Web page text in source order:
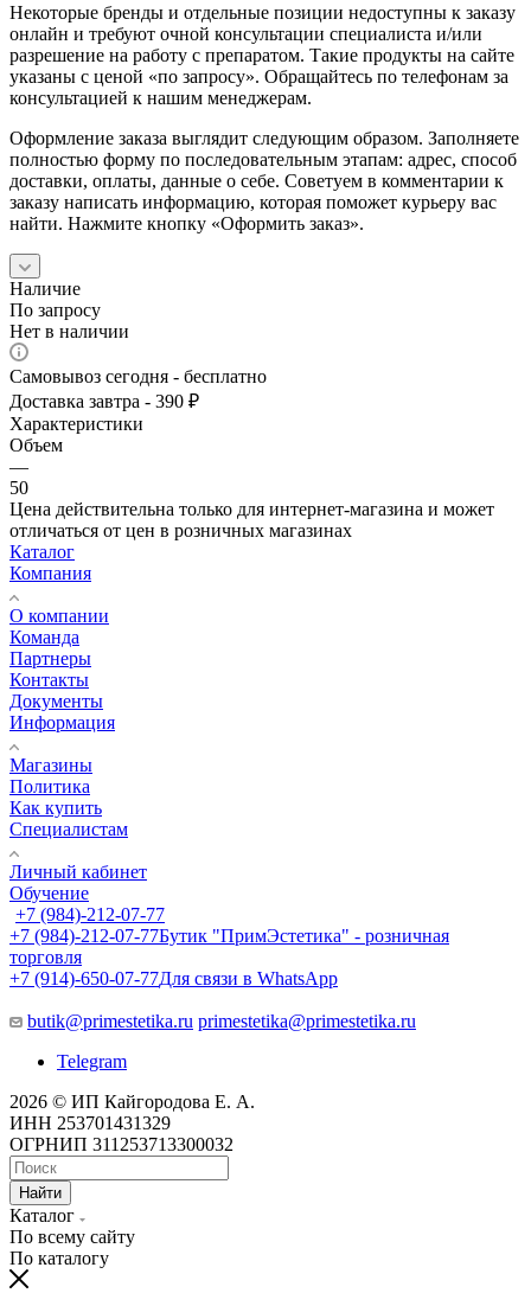
Некоторые бренды и отдельные позиции недоступны к заказу
онлайн и требуют очной консультации специалиста и/или
разрешение на работу с препаратом. Такие продукты на сайте
указаны с ценой «по запросу». Обращайтесь по телефонам за
консультацией к нашим менеджерам.
Оформление заказа выглядит следующим образом. Заполняете
полностью форму по последовательным этапам: адрес, способ
доставки, оплаты, данные о себе. Советуем в комментарии к
заказу написать информацию, которая поможет курьеру вас
найти. Нажмите кнопку «Оформить заказ».
Наличие
По запросу
Нет в наличии
Самовывоз сегодня - бесплатно
Доставка завтра - 390 ₽
Характеристики
Объем
—
50
Цена действительна только для интернет-магазина и может
отличаться от цен в розничных магазинах
Каталог
Компания
О компании
Команда
Партнеры
Контакты
Документы
Информация
Магазины
Политика
Как купить
Специалистам
Личный кабинет
Обучение
+7 (984)-212-07-77
+7 (984)-212-07-77Бутик "ПримЭстетика" - розничная
торговля
+7 (914)-650-07-77Для связи в WhatsApp
butik@primestetika.ru primestetika@primestetika.ru
Telegram
2026 © ИП Кайгородова Е. А.
ИНН 253701431329
ОГРНИП 311253713300032
Найти
Каталог
По всему сайту
По каталогу